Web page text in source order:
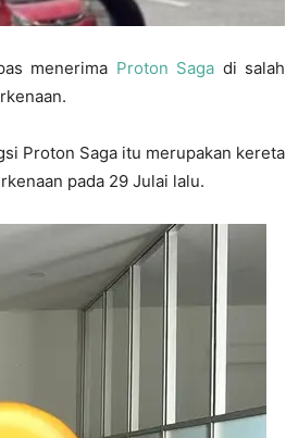
menerima Proton Saga di salah
Proton Saga itu merupakan kereta
pada 29 Julai lalu.